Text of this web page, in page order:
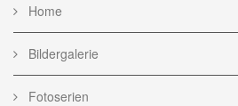
Home
Bildergalerie
Fotoserien